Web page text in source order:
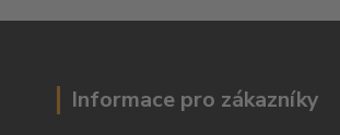
Informace pro zákazníky